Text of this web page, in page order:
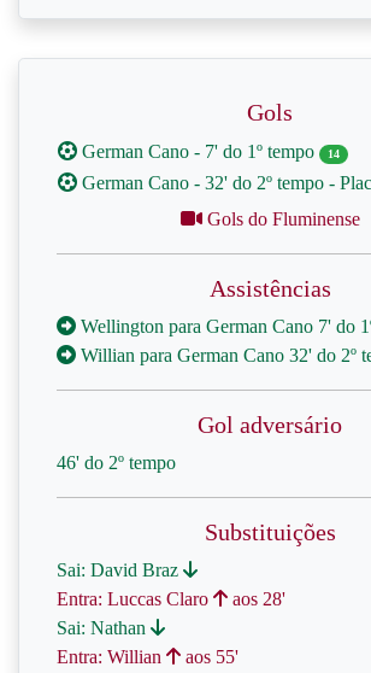
Gols
German Cano - 7' do 1º tempo 14
German Cano - 32' do 2º tempo -
Gols do Fluminense
Assistências
Wellington para German Cano 7' do
Willian para German Cano 32' do 2º
Gol adversário
46' do 2º tempo
Substituições
Sai: David Braz
Entra: Luccas Claro
aos 28'
Sai: Nathan
Entra: Willian
aos 55'